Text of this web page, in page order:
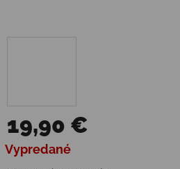
19,90 €
Jednotková cena:
Vypredané